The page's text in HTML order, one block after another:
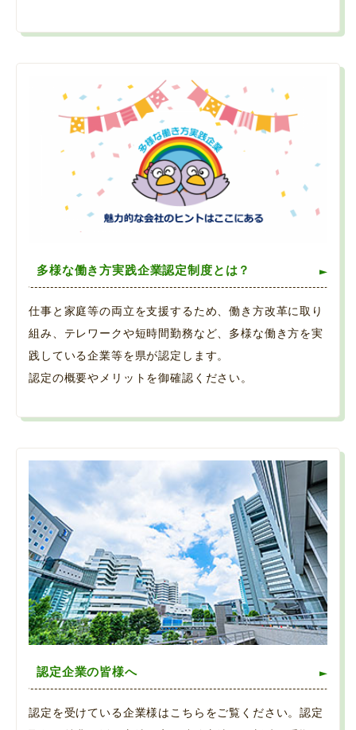
多様な働き方実践企業認定制度とは？
仕事と家庭等の両立を支援するため、働き方改革に取り
組み、テレワークや短時間勤務など、多様な働き方を実
践している企業等を県が認定します。
認定の概要やメリットを御確認ください。
認定企業の皆様へ
認定を受けている企業様はこちらをご覧ください。認定